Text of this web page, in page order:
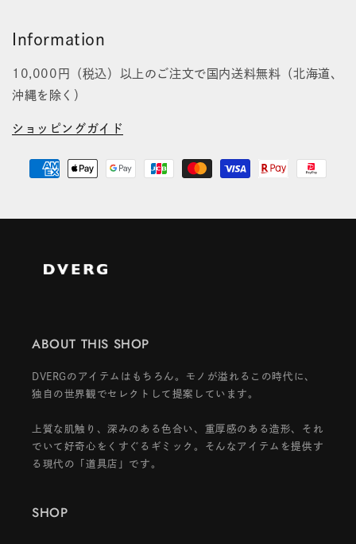
Information
10,000円（税込）以上のご注文で国内送料無料（北海道、
沖縄を除く）
ショッピングガイド
ABOUT THIS SHOP
DVERGのアイテムはもちろん。モノが溢れるこの時代に、
独自の世界観でセレクトして提案しています。
上質な肌触り、深みのある色合い、重厚感のある造形、それ
でいて好奇心をくすぐるギミック。そんなアイテムを提供す
る現代の「道具店」です。
SHOP